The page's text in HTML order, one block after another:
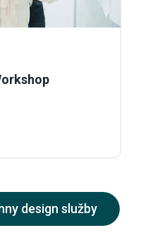
design služby